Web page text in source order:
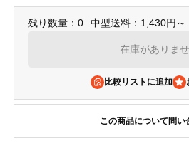
残り数量：0 中型送料：1,430円～
在庫がありま
比較リストに追加
この商品について問い